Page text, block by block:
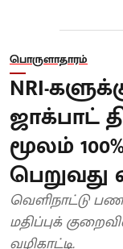
பொருளாதாரம்
NRI-
ஜாக்பாட்
மூலம்
பெறுவது
வெளிநாட்டு
மதிப்புக்